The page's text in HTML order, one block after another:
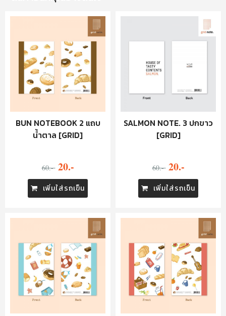
BUN NOTEBOOK 2 แถบ
น้ำตาล [GRID]
60.- 20.-
เพิ่มใส่รถเข็น
SALMON NOTE. 3 ปกขาว
[GRID]
60.- 20.-
เพิ่มใส่รถเข็น